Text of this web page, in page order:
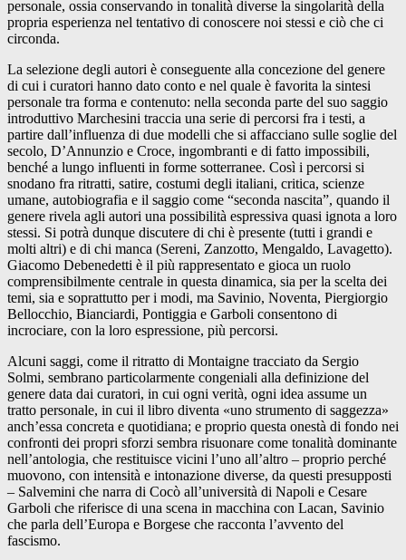
personale, ossia conservando in tonalità diverse la singolarità della
propria esperienza nel tentativo di conoscere noi stessi e ciò che ci
circonda.
La selezione degli autori è conseguente alla concezione del genere
di cui i curatori hanno dato conto e nel quale è favorita la sintesi
personale tra forma e contenuto: nella seconda parte del suo saggio
introduttivo Marchesini traccia una serie di percorsi fra i testi, a
partire dall’influenza di due modelli che si affacciano sulle soglie del
secolo, D’Annunzio e Croce, ingombranti e di fatto impossibili,
benché a lungo influenti in forme sotterranee. Così i percorsi si
snodano fra ritratti, satire, costumi degli italiani, critica, scienze
umane, autobiografia e il saggio come “seconda nascita”, quando il
genere rivela agli autori una possibilità espressiva quasi ignota a loro
stessi. Si potrà dunque discutere di chi è presente (tutti i grandi e
molti altri) e di chi manca (Sereni, Zanzotto, Mengaldo, Lavagetto).
Giacomo Debenedetti è il più rappresentato e gioca un ruolo
comprensibilmente centrale in questa dinamica, sia per la scelta dei
temi, sia e soprattutto per i modi, ma Savinio, Noventa, Piergiorgio
Bellocchio, Bianciardi, Pontiggia e Garboli consentono di
incrociare, con la loro espressione, più percorsi.
Alcuni saggi, come il ritratto di Montaigne tracciato da Sergio
Solmi, sembrano particolarmente congeniali alla definizione del
genere data dai curatori, in cui ogni verità, ogni idea assume un
tratto personale, in cui il libro diventa «uno strumento di saggezza»
anch’essa concreta e quotidiana; e proprio questa onestà di fondo nei
confronti dei propri sforzi sembra risuonare come tonalità dominante
nell’antologia, che restituisce vicini l’uno all’altro – proprio perché
muovono, con intensità e intonazione diverse, da questi presupposti
– Salvemini che narra di Cocò all’università di Napoli e Cesare
Garboli che riferisce di una scena in macchina con Lacan, Savinio
che parla dell’Europa e Borgese che racconta l’avvento del
fascismo.